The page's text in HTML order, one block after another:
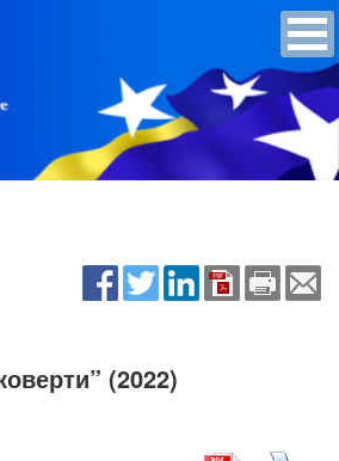
(2022)